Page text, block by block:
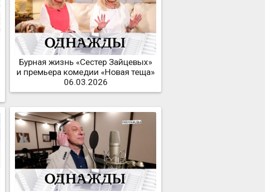
Бурная жизнь «Сестер Зайцевых»
и премьера комедии «Новая теща»
06.03.2026